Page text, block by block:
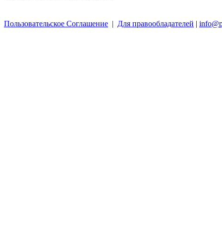
Пользовательское Соглашение | Для правообладателей |